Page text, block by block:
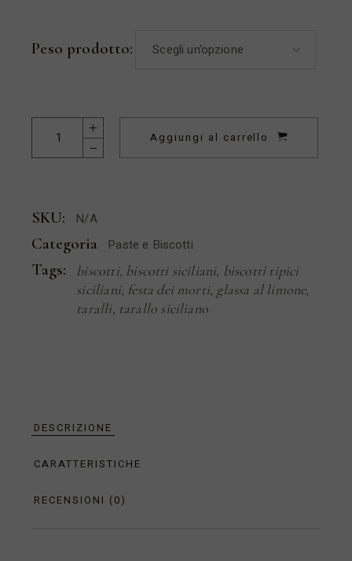
Peso prodotto: Scegli un'opzione
Aggiungi al carrello
SKU: N/A
Categoria Paste e Biscotti
Tags: biscotti, biscotti siciliani, biscotti tipici
siciliani, festa dei morti, glassa al limone,
taralli, tarallo siciliano
DESCRIZIONE
CARATTERISTICHE
RECENSIONI (0)